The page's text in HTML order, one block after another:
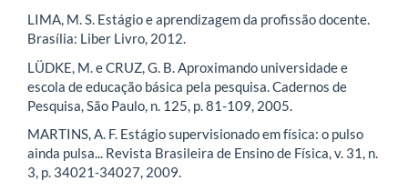
LIMA, M. S. Estágio e aprendizagem da profissão docente.
Brasília: Liber Livro, 2012.
LÜDKE, M. e CRUZ, G. B. Aproximando universidade e
escola de educação básica pela pesquisa. Cadernos de
Pesquisa, São Paulo, n. 125, p. 81-109, 2005.
MARTINS, A. F. Estágio supervisionado em física: o pulso
ainda pulsa... Revista Brasileira de Ensino de Física, v. 31, n.
3, p. 34021-34027, 2009.